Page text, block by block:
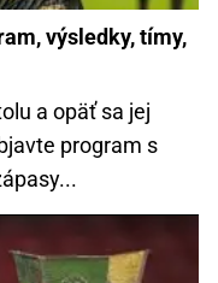
výsledky, tímy,
a opäť sa jej
program s